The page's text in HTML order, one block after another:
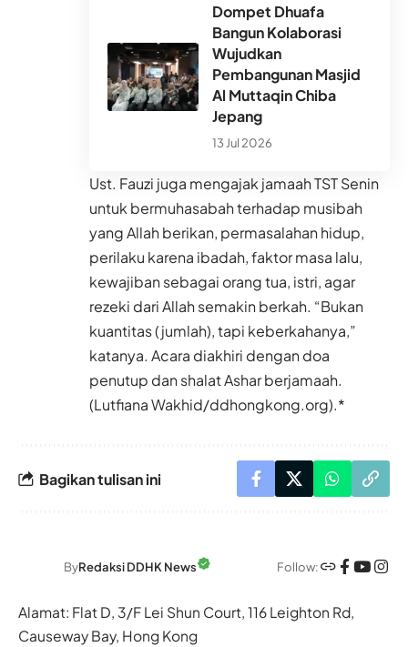
Dompet Dhuafa
Bangun Kolaborasi
Wujudkan
Pembangunan Masjid
Al Muttaqin Chiba
Jepang
13 Jul 2026
Ust. Fauzi juga mengajak jamaah TST Senin
untuk bermuhasabah terhadap musibah
yang Allah berikan, permasalahan hidup,
perilaku karena ibadah, faktor masa lalu,
kewajiban sebagai orang tua, istri, agar
rezeki dari Allah semakin berkah. “Bukan
kuantitas (jumlah), tapi keberkahanya,”
katanya. Acara diakhiri dengan doa
penutup dan shalat Ashar berjamaah.
(Lutfiana Wakhid/ddhongkong.org).*
Bagikan tulisan ini
ByRedaksi DDHK News Follow:
Alamat: Flat D, 3/F Lei Shun Court, 116 Leighton Rd,
Causeway Bay, Hong Kong